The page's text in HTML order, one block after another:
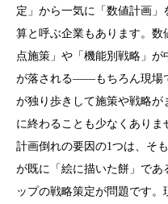
定」から一気に「数値計画
算と呼ぶ企業もあります。
点施策」や「機能別戦略」
が落される――もちろん現場
が独り歩きして施策や戦略が
に終わることも少なくありま
計画倒れの要因の1つは、そ
が既に「絵に描いた餅」であ
ップの戦略策定が問題です